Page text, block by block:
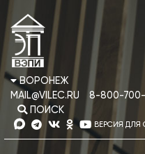
ВОРОНЕЖ
MAIL@VILEC.RU
8-800-
ПОИСК
ВЕРСИЯ